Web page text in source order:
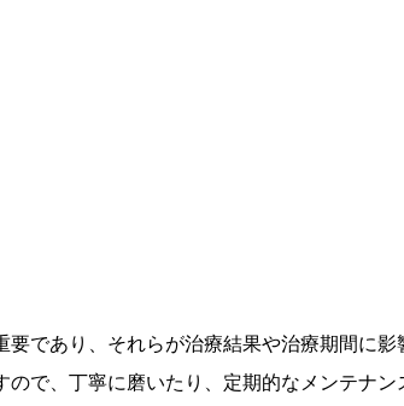
であり、それらが治療結果や治療期間に影
で、丁寧に磨いたり、定期的なメンテナン